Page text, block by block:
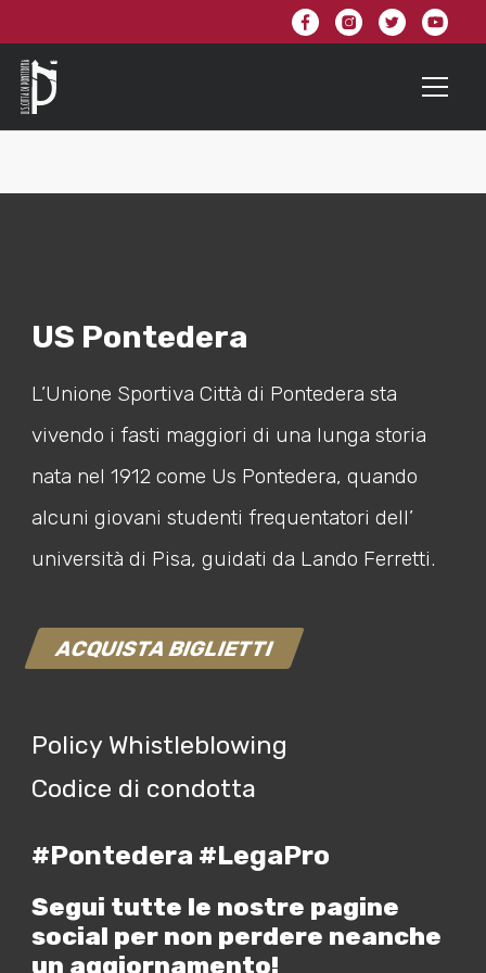
US Pontedera
L’Unione Sportiva Città di Pontedera sta
vivendo i fasti maggiori di una lunga storia
nata nel 1912 come Us Pontedera, quando
alcuni giovani studenti frequentatori dell’
università di Pisa, guidati da Lando Ferretti.
ACQUISTA BIGLIETTI
Policy Whistleblowing
Codice di condotta
#Pontedera #LegaPro
Segui tutte le nostre pagine
social per non perdere neanche
un aggiornamento!